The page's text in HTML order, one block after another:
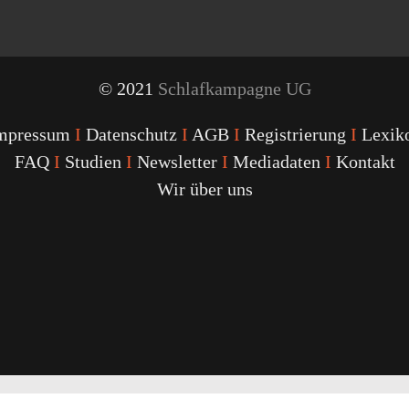
© 2021 Schlafkampagne UG
I Datenschutz I AGB I Registrierung I
FAQ I Studien I Newsletter I Mediadaten I Kontakt
Wir über uns